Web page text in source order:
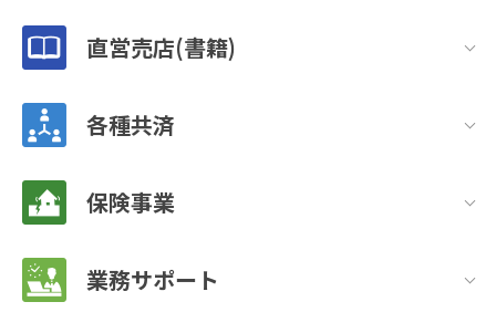
直営売店(書籍)
各種共済
保険事業
業務サポート